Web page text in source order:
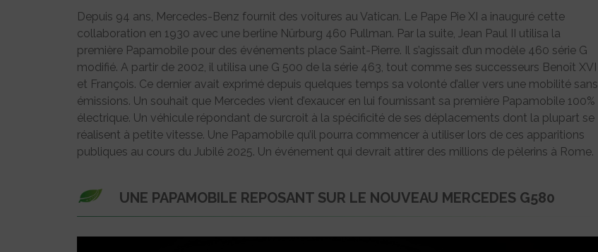
Depuis 94 ans, Mercedes-Benz fournit des voitures au Vatican. Le Pape Pie XI a inauguré cette
collaboration en 1930 avec une berline Nürburg 460 Pullman. Par la suite, Jean Paul II utilisa la
première Papamobile pour des événements place Saint-Pierre. Il s’agissait d’un modèle 460 série G
modifié. A partir de 2002, il utilisa une G 500 de la série 463, tout comme ses successeurs Benoît XVI
et François. Ce dernier avait exprimé depuis quelques temps sa volonté d’aller vers une mobilité sans
émissions. Un souhait que Mercedes vient d’exaucer en lui fournissant sa première Papamobile 100%
électrique. Un véhicule répondant de surcroit à la spécificité de ses déplacements dont la plupart se
réalisent à petite vitesse. Une Papamobile qu’il pourra commencer à utiliser lors de ces apparitions
publiques au cours du Jubilé 2025. Un événement qui devrait attirer des millions de pèlerins à Rome.
UNE PAPAMOBILE REPOSANT SUR LE NOUVEAU MERCEDES G580